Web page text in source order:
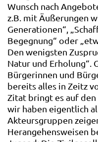
Wunsch nach
z.B. mit Äußerungen
Generationen“,
Begegnung“ oder
Den wenigsten
Natur und Erholung“.
Bürgerinnen und
bereits alles in Zeitz
Zitat bringt es auf den
wir haben eigentlich
Akteursgruppen
Herangehensweisen